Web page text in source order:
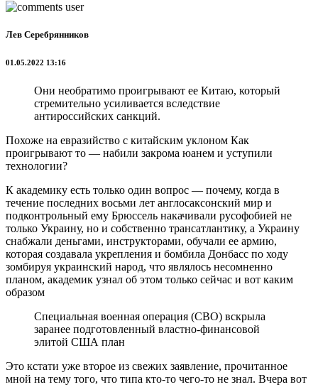
Лев Серебрянников
01.05.2022 13:16
Они необратимо проигрывают ее Китаю, который
стремительно усиливается вследствие
антироссийских санкций.
Похоже на евразийство с китайским уклоном Как
проигрывают то — набили закрома юанем и уступили
технологии?
К академику есть только один вопрос — почему, когда в
течение последних восьми лет англосаксонский мир и
подконтрольный ему Брюссель накачивали русофобией не
только Украину, но и собственно трансатлантику, а Украину
снабжали деньгами, инструкторами, обучали ее армию,
которая создавала укрепления и бомбила Донбасс по ходу
зомбируя украинский народ, что являлось несомненно
планом, академик узнал об этом только сейчас и вот каким
образом
Специальная военная операция (СВО) вскрыла
заранее подготовленный властно-финансовой
элитой США план
Это кстати уже второе из свежих заявление, прочитанное
мной на тему того, что типа кто-то чего-то не знал. Вчера вот